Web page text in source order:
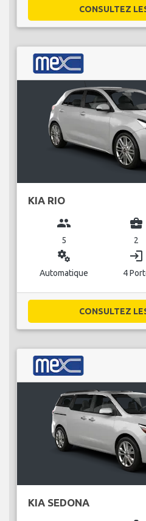
CONSULTEZ
KIA RIO
group
5
business_center
2
miscellaneous_services
Automatique
login
4
CONSULTEZ
KIA SEDONA